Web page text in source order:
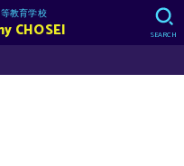
教育学校
CHOSEI SEARCH